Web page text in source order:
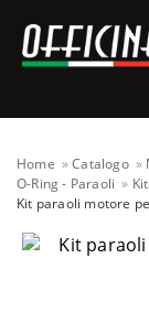
Home Catalogo
O-Ring - Paraoli
Kit paraoli motore